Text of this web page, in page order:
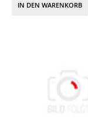
IN DEN WARENKORB